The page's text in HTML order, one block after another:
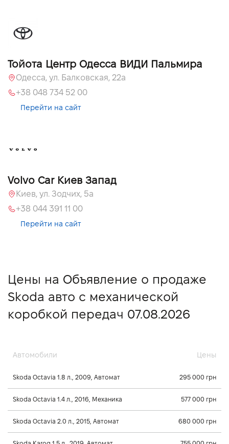
Тойота Центр Одесса ВИДИ Пальмира
Одесса, ул. Балковская, 22а
+38 048 734 52 00
Перейти на сайт
Volvo Car Киев Запад
Киев, ул. Зодчих, 5а
+38 044 391 11 00
Перейти на сайт
Цены на Объявление о продаже
Skoda авто с механической
коробкой передач 07.08.2026
Автомобили Цены
Skoda Octavia 1.8 л., 2009, Автомат 295 000 грн
Skoda Octavia 1.4 л., 2016, Механика 577 000 грн
Skoda Octavia 2.0 л., 2015, Автомат 680 000 грн